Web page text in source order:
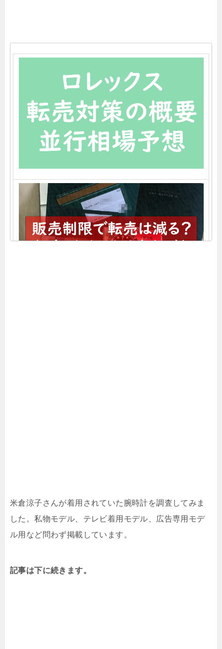
米倉涼子さんが着用されていた腕時計を調査してみま
した。私物モデル、テレビ着用モデル、広告専用モデ
ル用など問わず掲載しています。
記事は下に続きます。